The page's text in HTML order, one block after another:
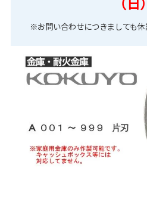
（日）
※お問い合わせにつきましても休